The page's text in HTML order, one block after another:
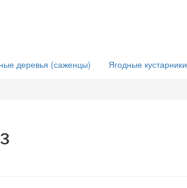
деревья (саженцы) Ягодные кустарники